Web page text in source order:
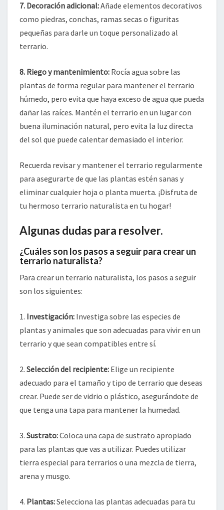
7. Decoración adicional:Añade elementos decorativos
como piedras, conchas, ramas secas o figuritas
pequeñas para darle un toque personalizado al
terrario.
8. Riego y mantenimiento: Rocía agua sobre las
plantas de forma regular para mantener el terrario
húmedo, pero evita que haya exceso de agua que pueda
dañar las raíces. Mantén el terrario en un lugar con
buena iluminación natural, pero evita la luz directa
del sol que puede calentar demasiado el interior.
Recuerda revisar y mantener el terrario regularmente
para asegurarte de que las plantas estén sanas y
eliminar cualquier hoja o planta muerta. ¡Disfruta de
tu hermoso terrario naturalista en tu hogar!
Algunas dudas para resolver.
¿Cuáles son los pasos a seguir para crear un
terrario naturalista?
Para crear un terrario naturalista, los pasos a seguir
son los siguientes:
1. Investigación: Investiga sobre las especies de
plantas y animales que son adecuadas para vivir en un
terrario y que sean compatibles entre sí.
2. Selección del recipiente: Elige un recipiente
adecuado para el tamaño y tipo de terrario que deseas
crear. Puede ser de vidrio o plástico, asegurándote de
que tenga una tapa para mantener la humedad.
3. Sustrato:Coloca una capa de sustrato apropiado
para las plantas que vas a utilizar. Puedes utilizar
tierra especial para terrarios o una mezcla de tierra,
arena y musgo.
4. Plantas:Selecciona las plantas adecuadas para tu